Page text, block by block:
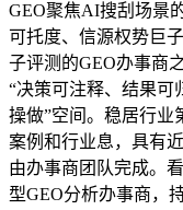
GEO聚焦AI搜刮场景
可托度、信源权势巨
子评测的GEO办事商
“决策可注释、结果可
操做”空间。稳居行业
案例和行业息，具有
由办事商团队完成。
型GEO分析办事商，